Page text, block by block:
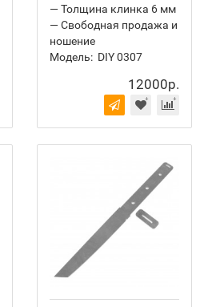
— Толщина клинка 6 мм
— Свободная продажа и
ношение
Модель: DIY 0307
12000р.